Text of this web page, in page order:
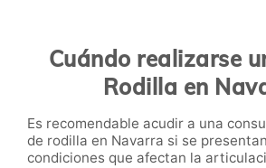
Cuándo realizarse
Rodilla en
Es recomendable acudir a una
de rodilla en Navarra si se
condiciones que afectan la